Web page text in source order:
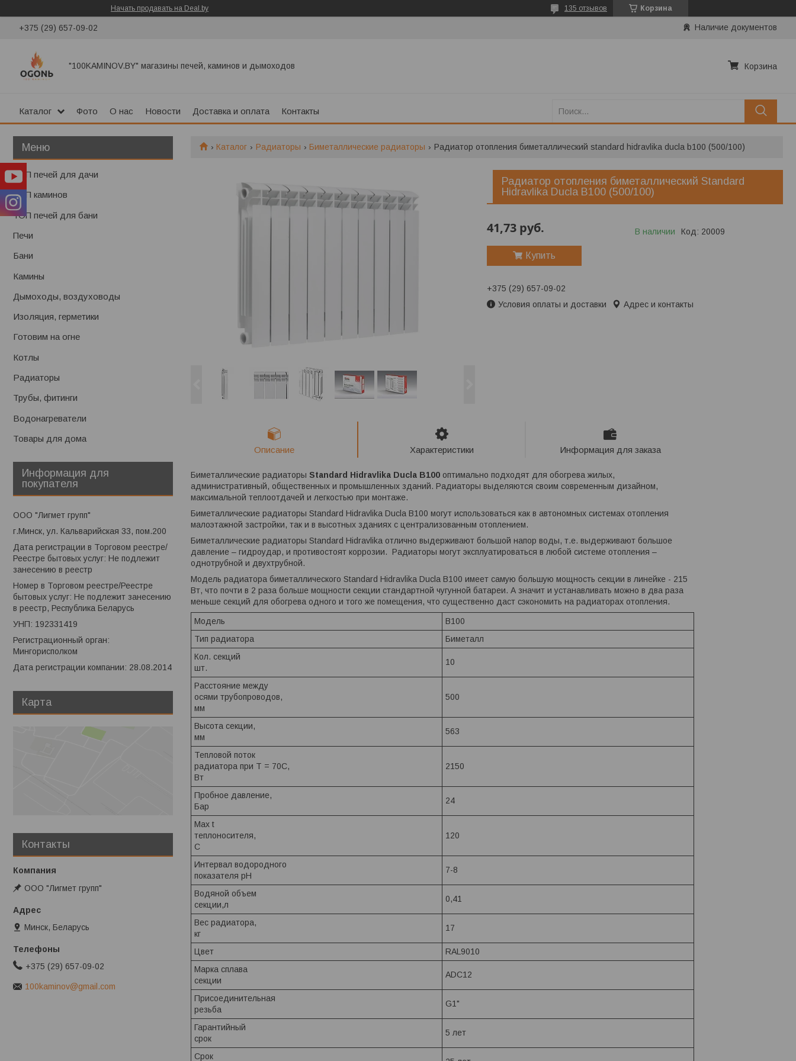
Начать продавать на Deal.by Корзина
135 отзывов
+375 (29) 657-09-02 Наличие документов
"100KAMINOV.BY" магазины печей, каминов и дымоходов Корзина
Каталог Фото О нас Новости Доставка и оплата Контакты
Каталог Радиаторы Биметаллические радиаторы Радиатор отопления биметаллический standard hidravlika ducla b100 (500/100)
Радиатор отопления биметаллический Standard
Hidravlika Ducla B100 (500/100)
41,73 руб. В наличии Код: 20009
Купить
+375 (29) 657-09-02
Условия оплаты и доставки
Адрес и контакты
Описание Характеристики Информация для заказа
Биметаллические радиаторы Standard Hidravlika Ducla B100 оптимально подходят для обогрева жилых,
административный, общественных и промышленных зданий. Радиаторы выделяются своим современным дизайном,
максимальной теплоотдачей и легкостью при монтаже.
Биметаллические радиаторы Standard Hidravlika Ducla B100 могут использоваться как в автономных системах отопления
малоэтажной застройки, так и в высотных зданиях с централизованным отоплением.
Биметаллические радиаторы Standard Hidravlika отлично выдерживают большой напор воды, т.е. выдерживают большое
давление – гидроудар, и противостоят коррозии. Радиаторы могут эксплуатироваться в любой системе отопления –
однотрубной и двухтрубной.
Модель радиатора биметаллического Standard Hidravlika Ducla B100 имеет самую большую мощность секции в линейке - 215
Вт, что почти в 2 раза больше мощности секции стандартной чугунной батареи. А значит и устанавливать можно в два раза
меньше секций для обогрева одного и того же помещения, что существенно даст сэкономить на радиаторах отопления.
Модель
В100
Тип радиатора
Биметалл
Кол. секций
шт.
10
Расстояние между
осями трубопроводов,
мм
500
Высота секции,
мм
563
Тепловой поток
радиатора при Т = 70С,
Вт
2150
Пробное давление,
Бар
24
Max t
теплоносителя,
С
120
Интервал водородного
показателя pH
7-8
Водяной объем
секции,л
0,41
Вес радиатора,
кг
17
Цвет
RAL9010
Марка сплава
секции
ADC12
Присоединительная
резьба
G1"
Гарантийный
срок
5 лет
Срок
ТОП печей для дачи
ТОП каминов
ТОП печей для бани
Печи
Бани
Камины
Дымоходы, воздуховоды
Изоляция, герметики
Готовим на огне
Котлы
Радиаторы
Трубы, фитинги
Водонагреватели
Товары для дома
Информация для
покупателя
ООО "Лигмет групп"
г.Минск, ул. Кальварийская 33, пом.200
Дата регистрации в Торговом реестре/
Реестре бытовых услуг: Не подлежит
занесению в реестр
Номер в Торговом реестре/Реестре
бытовых услуг: Не подлежит занесению
в реестр, Республика Беларусь
УНП: 192331419
Регистрационный орган:
Мингорисполком
Дата регистрации компании: 28.08.2014
Карта
Контакты
ООО "Лигмет групп"
Минск, Беларусь
+375 (29) 657-09-02
100kaminov@gmail.com